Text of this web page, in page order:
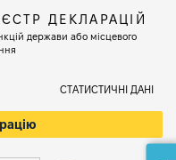
ДЕКЛАРАЦІЙ
держави або місцевого
СТАТИСТИЧНІ ДАНІ